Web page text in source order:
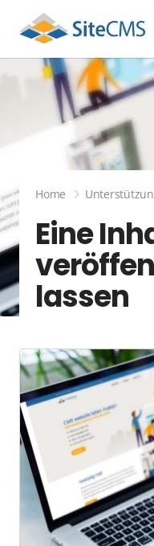
Home
Eine
lassen